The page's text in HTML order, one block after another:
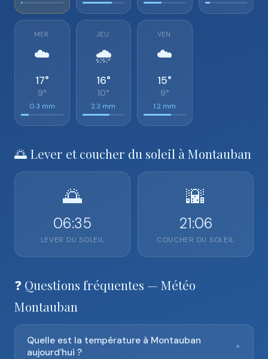
MER.
☁️
17°
9°
0.3 mm
JEU.
🌧️
16°
10°
2.3 mm
VEN.
☁️
15°
9°
1.2 mm
🌅 Lever et coucher du soleil à Montauban
🌅
06:35
LEVER DU SOLEIL
🌇
21:06
COUCHER DU SOLEIL
❓ Questions fréquentes — Météo
Montauban
Quelle est la température à Montauban
aujourd'hui ?
▼